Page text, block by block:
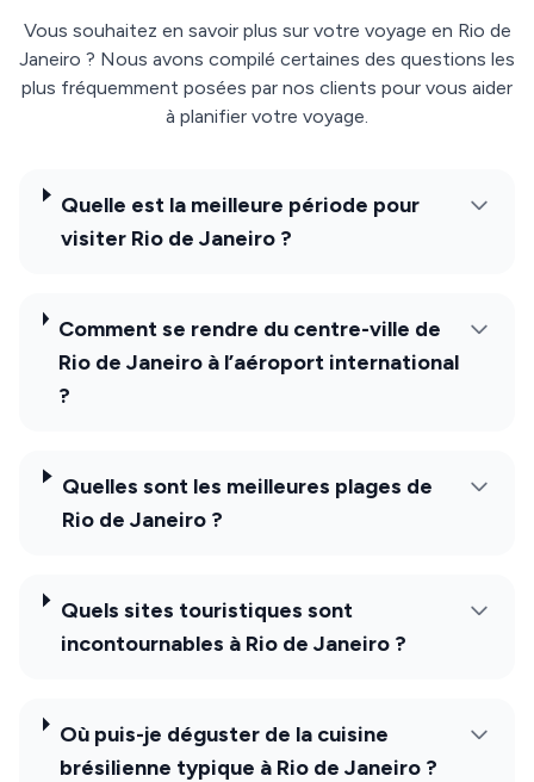
Vous souhaitez en savoir plus sur votre voyage en Rio de
Janeiro ? Nous avons compilé certaines des questions les
plus fréquemment posées par nos clients pour vous aider
à planifier votre voyage.
Quelle est la meilleure période pour
visiter Rio de Janeiro ?
Comment se rendre du centre-ville de
Rio de Janeiro à l’aéroport international
?
Quelles sont les meilleures plages de
Rio de Janeiro ?
Quels sites touristiques sont
incontournables à Rio de Janeiro ?
Où puis-je déguster de la cuisine
brésilienne typique à Rio de Janeiro ?